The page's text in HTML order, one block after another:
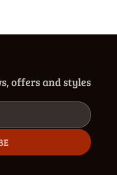
offers and styles